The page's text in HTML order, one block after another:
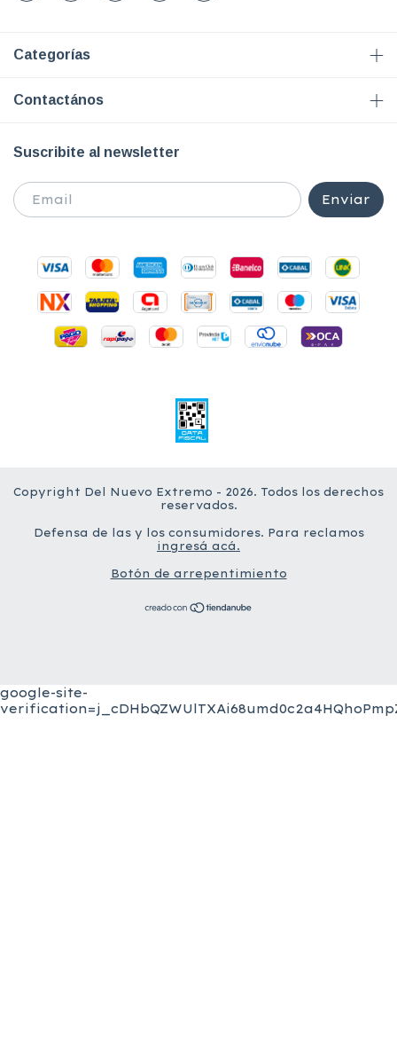
Categorías
Contactános
Suscribite al newsletter
Copyright Del Nuevo Extremo - 2026. Todos los derechos
reservados.
Defensa de las y los consumidores. Para reclamos
ingresá acá.
Botón de arrepentimiento
google-site-